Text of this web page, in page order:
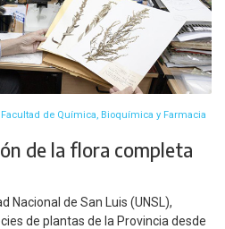
de Química, Bioquímica y Farmacia
de la flora completa
Nacional de San Luis (UNSL),
de plantas de la Provincia desde